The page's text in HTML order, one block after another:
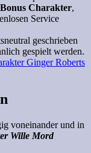
Charakter,
Service
geschrieben
gespielt werden.
Ginger Roberts
voneinander und in
Wille Mord